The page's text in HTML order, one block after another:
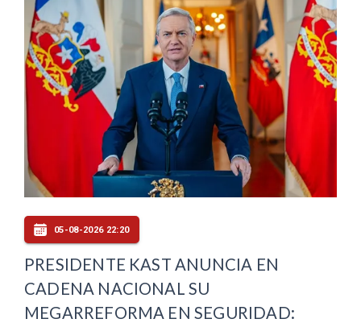
05-08-2026 22:20
PRESIDENTE KAST ANUNCIA EN
CADENA NACIONAL SU
MEGARREFORMA EN SEGURIDAD: